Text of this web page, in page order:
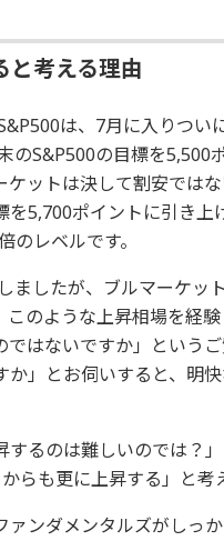
と考える理由
は、7月に入りつい
のS&P500の目標を5,500
ットは決して割安では
5,700ポイントに引き上
のレベルです。
ましたが、ブルマーケッ
のような上昇相場を経
はないですか」という
」とお伺いすると、明
するのは難しいのでは？
らも更に上昇する」と考
ンダメンタルズがしっ